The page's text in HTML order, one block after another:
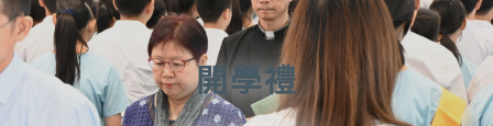
開學禮